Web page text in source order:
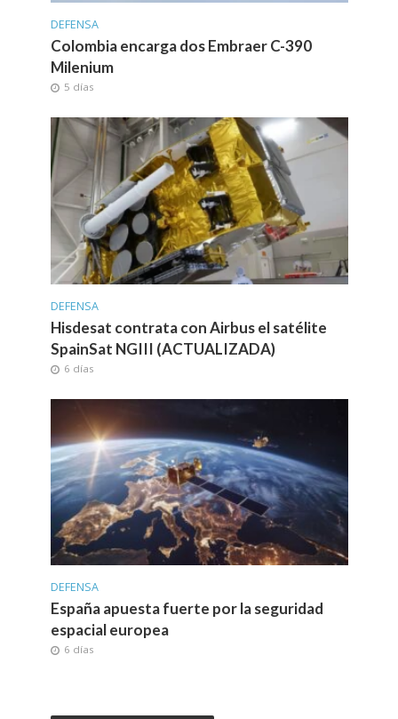
DEFENSA
Colombia encarga dos Embraer C-390
Milenium
5 días
DEFENSA
Hisdesat contrata con Airbus el satélite
SpainSat NGIII (ACTUALIZADA)
6 días
DEFENSA
España apuesta fuerte por la seguridad
espacial europea
6 días